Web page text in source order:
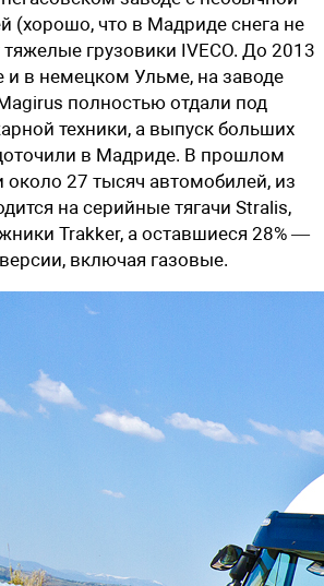
(хорошо, что в Мадриде снега не
грузовики IVECO. До 2013
и в немецком Ульме, на заводе
полностью отдали под
техники, а выпуск больших
в Мадриде. В прошлом
около 27 тысяч автомобилей, из
на серийные тягачи Stralis,
Trakker, а оставшиеся 28% —
включая газовые.